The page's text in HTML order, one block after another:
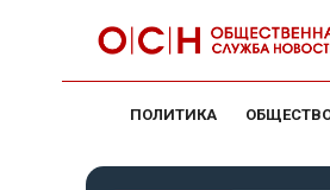
ПОЛИТИКА